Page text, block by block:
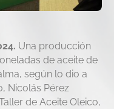
Una producción
de aceite de
según lo dio a
Nicolás Pérez
de Aceite Oleico,